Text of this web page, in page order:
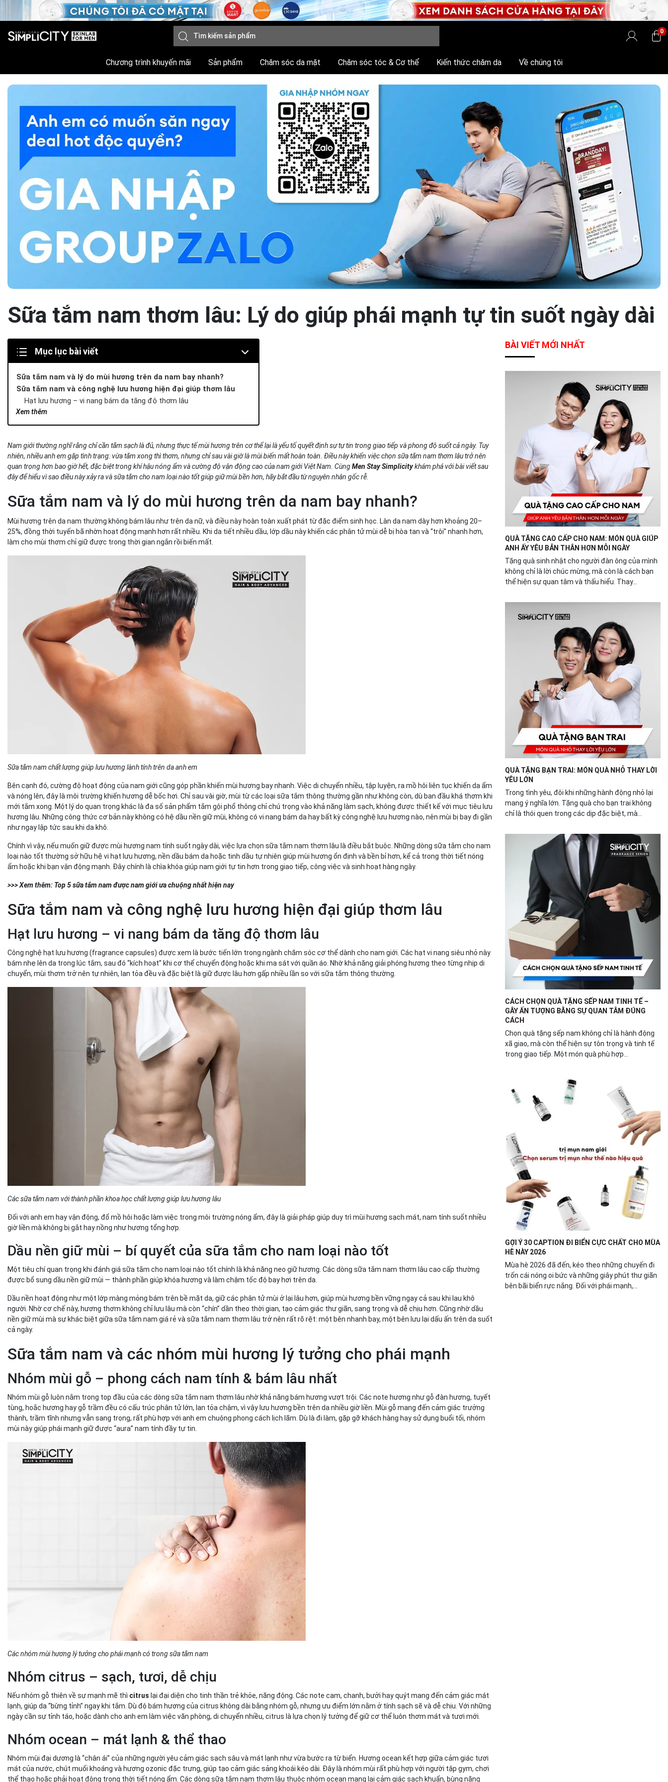
0
Chương trình khuyến mãi Sản phẩm Chăm sóc da mặt Chăm sóc tóc & Cơ thể Kiến thức chăm da Về chúng tôi
Sữa tắm nam thơm lâu: Lý do giúp phái mạnh tự tin suốt ngày dài
Mục lục bài viết
Xem thêm
Sữa tắm nam và lý do mùi hương trên da nam bay nhanh?
Sữa tắm nam và công nghệ lưu hương hiện đại giúp thơm lâu
Hạt lưu hương – vi nang bám da tăng độ thơm lâu
Dầu nền giữ mùi – bí quyết của sữa tắm cho nam loại nào tốt
Sữa tắm nam và các nhóm mùi hương lý tưởng cho phái mạnh
Nhóm citrus – sạch, tươi, dễ chịu
Nhóm ocean – mát lạnh & thể thao
Sữa tắm nam Hair & Body Advanced – Sạch khuẩn & khử mùi với
công nghệ Ion Bạc
Kết luận
Nam giới thường nghĩ rằng chỉ cần tắm sạch là đủ, nhưng thực tế mùi hương trên cơ thể lại là yếu tố quyết định sự tự tin trong giao tiếp và phong độ suốt cả ngày. Tuy
nhiên, nhiều anh em gặp tình trạng: vừa tắm xong thì thơm, nhưng chỉ sau vài giờ là mùi biến mất hoàn toàn. Điều này khiến việc chọn sữa tắm nam thơm lâu trở nên
quan trọng hơn bao giờ hết, đặc biệt trong khí hậu nóng ẩm và cường độ vận động cao của nam giới Việt Nam. CùngMen Stay Simplicitykhám phá với bài viết sau
đây để hiểu vì sao điều này xảy ra và sữa tắm cho nam loại nào tốt giúp giữ mùi bền hơn, hãy bắt đầu từ nguyên nhân gốc rễ.
Sữa tắm nam và lý do mùi hương trên da nam bay nhanh?
Mùi hương trên da nam thường không bám lâu như trên da nữ, và điều này hoàn toàn xuất phát từ đặc điểm sinh học. Làn da nam dày hơn khoảng 20–
25%, đồng thời tuyến bã nhờn hoạt động mạnh hơn rất nhiều. Khi da tiết nhiều dầu, lớp dầu này khiến các phân tử mùi dễ bị hòa tan và “trôi” nhanh hơn,
làm cho mùi thơm chỉ giữ được trong thời gian ngắn rồi biến mất.
Sữa tắm nam chất lượng giúp lưu hương lành tính trên da anh em
Bên cạnh đó, cường độ hoạt động của nam giới cũng góp phần khiến mùi hương bay nhanh. Việc di chuyển nhiều, tập luyện, ra mồ hôi liên tục khiến da ẩm
và nóng lên, đây là môi trường khiến hương dễ bốc hơi. Chỉ sau vài giờ, mùi từ các loại sữa tắm thông thường gần như không còn, dù ban đầu khá thơm khi
mới tắm xong. Một lý do quan trọng khác là đa số sản phẩm tắm gội phổ thông chỉ chú trọng vào khả năng làm sạch, không được thiết kế với mục tiêu lưu
hương lâu. Những công thức cơ bản này không có hệ dầu nền giữ mùi, không có vi nang bám da hay bất kỳ công nghệ lưu hương nào, nên mùi bị bay đi gần
như ngay lập tức sau khi da khô.
Chính vì vậy, nếu muốn giữ được mùi hương nam tính suốt ngày dài, việc lựa chọn sữa tắm nam thơm lâu là điều bắt buộc. Những dòng sữa tắm cho nam
loại nào tốt thường sở hữu hệ vi hạt lưu hương, nền dầu bám da hoặc tinh dầu tự nhiên giúp mùi hương ổn định và bền bỉ hơn, kể cả trong thời tiết nóng
ẩm hoặc khi bạn vận động mạnh. Đây chính là chìa khóa giúp nam giới tự tin hơn trong giao tiếp, công việc và sinh hoạt hàng ngày.
>>> Xem thêm: Top 5 sữa tắm nam được nam giới ưa chuộng nhất hiện nay
Sữa tắm nam và công nghệ lưu hương hiện đại giúp thơm lâu
Hạt lưu hương – vi nang bám da tăng độ thơm lâu
Công nghệ hạt lưu hương (fragrance capsules) được xem là bước tiến lớn trong ngành chăm sóc cơ thể dành cho nam giới. Các hạt vi nang siêu nhỏ này
bám nhẹ lên da trong lúc tắm, sau đó “kích hoạt” khi cơ thể chuyển động hoặc khi ma sát với quần áo. Nhờ khả năng giải phóng hương theo từng nhịp di
chuyển, mùi thơm trở nên tự nhiên, lan tỏa đều và đặc biệt là giữ được lâu hơn gấp nhiều lần so với sữa tắm thông thường.
Các sữa tắm nam với thành phần khoa học chất lượng giúp lưu hương lâu
Đối với anh em hay vận động, đổ mồ hôi hoặc làm việc trong môi trường nóng ẩm, đây là giải pháp giúp duy trì mùi hương sạch mát, nam tính suốt nhiều
giờ liền mà không bị gắt hay nồng như hương tổng hợp.
Dầu nền giữ mùi – bí quyết của sữa tắm cho nam loại nào tốt
Một tiêu chí quan trọng khi đánh giá sữa tắm cho nam loại nào tốt chính là khả năng neo giữ hương. Các dòng sữa tắm nam thơm lâu cao cấp thường
được bổ sung dầu nền giữ mùi — thành phần giúp khóa hương và làm chậm tốc độ bay hơi trên da.
Dầu nền hoạt động như một lớp màng mỏng bám trên bề mặt da, giữ các phân tử mùi ở lại lâu hơn, giúp mùi hương bền vững ngay cả sau khi lau khô
người. Nhờ cơ chế này, hương thơm không chỉ lưu lâu mà còn “chín” dần theo thời gian, tạo cảm giác thư giãn, sang trọng và dễ chịu hơn. Cũng nhờ dầu
nền giữ mùi mà sự khác biệt giữa sữa tắm nam giá rẻ và sữa tắm nam thơm lâu trở nên rất rõ rệt: một bên nhanh bay, một bên lưu lại dấu ấn trên da suốt
cả ngày.
Sữa tắm nam và các nhóm mùi hương lý tưởng cho phái mạnh
Nhóm mùi gỗ – phong cách nam tính & bám lâu nhất
Nhóm mùi gỗ luôn nằm trong top đầu của các dòng sữa tắm nam thơm lâu nhờ khả năng bám hương vượt trội. Các note hương như gỗ đàn hương, tuyết
tùng, hoắc hương hay gỗ trầm đều có cấu trúc phân tử lớn, lan tỏa chậm, vì vậy lưu hương bền trên da nhiều giờ liền. Mùi gỗ mang đến cảm giác trưởng
thành, trầm tĩnh nhưng vẫn sang trọng, rất phù hợp với anh em chuộng phong cách lịch lãm. Dù là đi làm, gặp gỡ khách hàng hay sử dụng buổi tối, nhóm
mùi này giúp phái mạnh giữ được “aura” nam tính đầy tự tin.
Các nhóm mùi hương lý tưởng cho phái mạnh có trong sữa tắm nam
Nhóm citrus – sạch, tươi, dễ chịu
Nếu nhóm gỗ thiên về sự mạnh mẽ thì citrus lại đại diện cho tinh thần trẻ khỏe, năng động. Các note cam, chanh, bưởi hay quýt mang đến cảm giác mát
lạnh, giúp da “bừng tỉnh” ngay khi tắm. Dù độ bám hương của citrus không dài bằng nhóm gỗ, nhưng ưu điểm lớn nằm ở tính sạch sẽ và dễ chịu. Với những
ngày cần sự tỉnh táo, hoặc dành cho anh em làm việc văn phòng, di chuyển nhiều, citrus là lựa chọn lý tưởng để giữ cơ thể luôn thơm mát và tươi mới.
Nhóm ocean – mát lạnh & thể thao
Nhóm mùi đại dương là “chân ái” của những người yêu cảm giác sạch sâu và mát lạnh như vừa bước ra từ biển. Hương ocean kết hợp giữa cảm giác tươi
mát của nước, chút muối khoáng và hương ozonic đặc trưng, giúp tạo cảm giác sảng khoái kéo dài. Đây là nhóm mùi rất phù hợp với người tập gym, chơi
thể thao hoặc phải hoạt động trong thời tiết nóng ẩm. Các dòng sữa tắm nam thơm lâu thuộc nhóm ocean mang lại cảm giác sạch khuẩn, bùng năng
BÀI VIẾT MỚI NHẤT
QUÀ TẶNG CAO CẤP CHO NAM: MÓN QUÀ GIÚP
ANH ẤY YÊU BẢN THÂN HƠN MỖI NGÀY
Tặng quà sinh nhật cho người đàn ông của mình
không chỉ là lời chúc mừng, mà còn là cách bạn
thể hiện sự quan tâm và thấu hiểu. Thay...
QUÀ TẶNG BẠN TRAI: MÓN QUÀ NHỎ THAY LỜI
YÊU LỚN
Trong tình yêu, đôi khi những hành động nhỏ lại
mang ý nghĩa lớn. Tặng quà cho bạn trai không
chỉ là thói quen trong các dịp đặc biệt, mà...
CÁCH CHỌN QUÀ TẶNG SẾP NAM TINH TẾ –
GÂY ẤN TƯỢNG BẰNG SỰ QUAN TÂM ĐÚNG
CÁCH
Chọn quà tặng sếp nam không chỉ là hành động
xã giao, mà còn thể hiện sự tôn trọng và tinh tế
trong giao tiếp. Một món quà phù hợp...
GỢI Ý 30 CAPTION ĐI BIỂN CỰC CHẤT CHO MÙA
HÈ NÀY 2026
Mùa hè 2026 đã đến, kéo theo những chuyến đi
trốn cái nóng oi bức và những giây phút thư giãn
bên bãi biển rực nắng. Đối với phái mạnh,...